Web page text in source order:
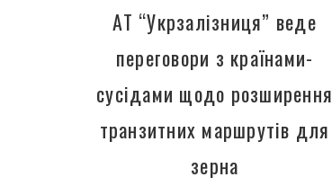
АТ “Укрзалізниця” веде
переговори з країнами-
сусідами щодо розширення
транзитних маршрутів для
зерна